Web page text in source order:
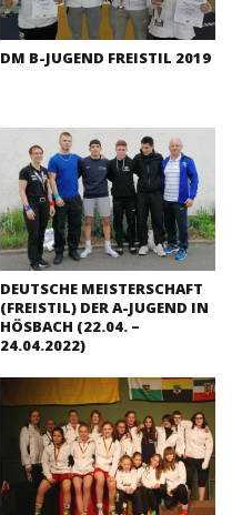
DM B-JUGEND FREISTIL 2019
DEUTSCHE MEISTERSCHAFT
(FREISTIL) DER A-JUGEND IN
HÖSBACH (22.04. –
24.04.2022)